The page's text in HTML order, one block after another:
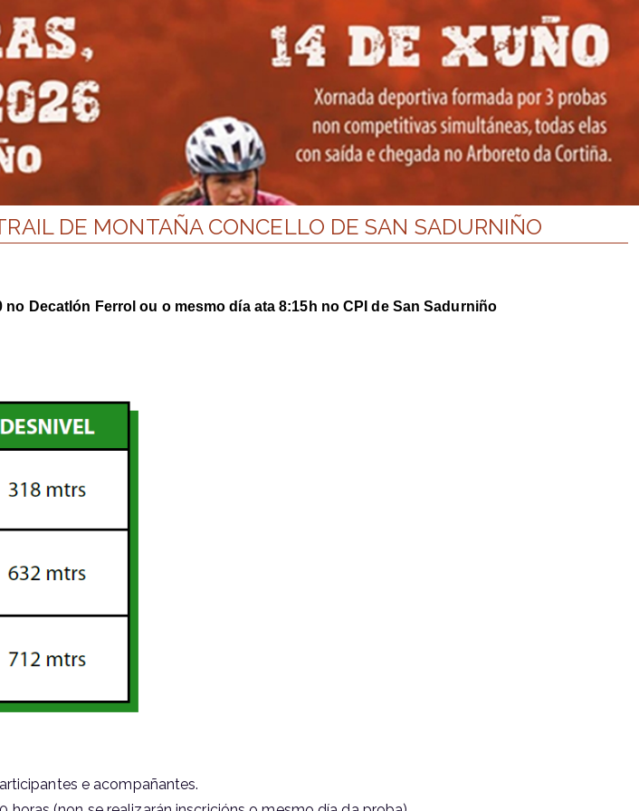
DE MONTAÑA CONCELLO DE SAN SADURNIÑO
no Decatlón Ferrol ou o mesmo día ata 8:15h no CPI de San Sadurniño
e acompañantes.